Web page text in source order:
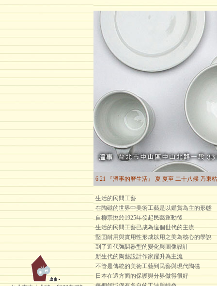
6.21 『溫事的曆生活』 夏 夏至 二十八候 乃東枯
生活的民間工藝
在陶磁的世界中美術工藝是以鑑賞為主的形態
自柳宗悅於1925年發起民藝運動後
生活的民間工藝已成為這個世代的主流
堅固耐用與實用性形成以用之美為核心的學說
到了近代強調器型的變化與圖像設計
新生代的陶藝設計作家躍升為主流
不管是傳統的美術工藝到民藝與現代陶磁
日本在這方面的保護與分界做得很好